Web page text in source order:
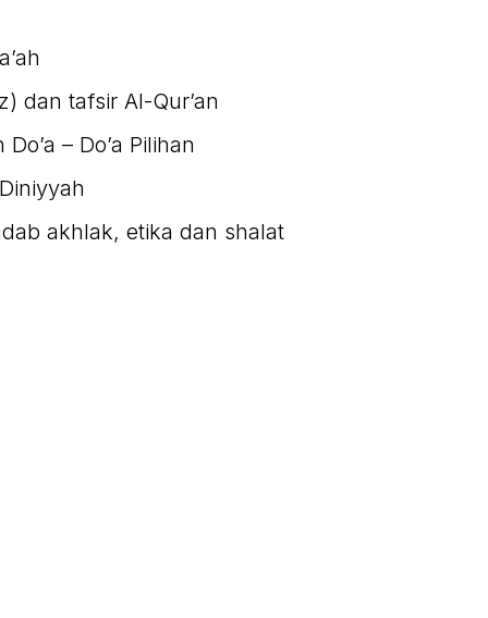
dan tafsir Al-Qur’an
– Do’a Pilihan
akhlak, etika dan shalat